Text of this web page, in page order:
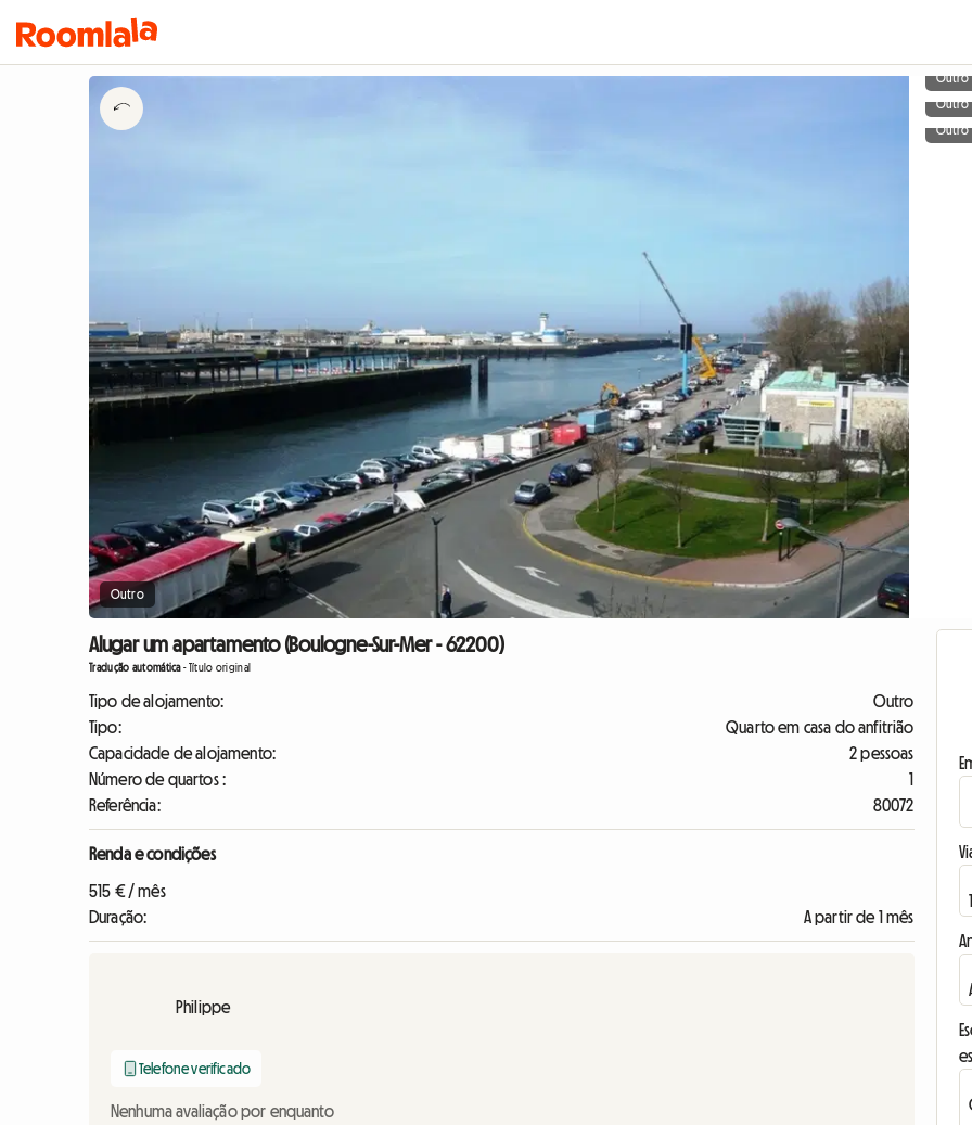
Outro
Outro
Outro
Outro
Alugar um apartamento (Boulogne-Sur-Mer - 62200)
Tradução automática-Título original
Tipo de alojamento:
Outro
Tipo:
Quarto em casa do anfitrião
Capacidade de alojamento:
2 pessoas
Número de quartos :
1
Referência:
80072
Renda e condições
515 € / mês
Duração:
A partir de 1 mês
Philippe
Telefone verificado
Nenhuma avaliação por enquanto